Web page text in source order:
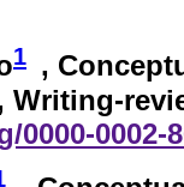
1 ,
Writing-
0002-